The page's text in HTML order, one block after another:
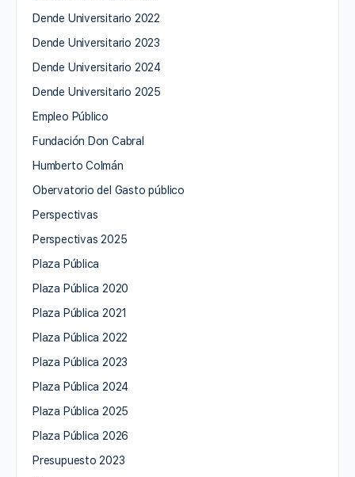
Dende Universitario 2022
Dende Universitario 2023
Dende Universitario 2024
Dende Universitario 2025
Empleo Público
Fundación Don Cabral
Humberto Colmán
Obervatorio del Gasto público
Perspectivas
Perspectivas 2025
Plaza Pública
Plaza Pública 2020
Plaza Pública 2021
Plaza Pública 2022
Plaza Pública 2023
Plaza Pública 2024
Plaza Pública 2025
Plaza Pública 2026
Presupuesto 2023